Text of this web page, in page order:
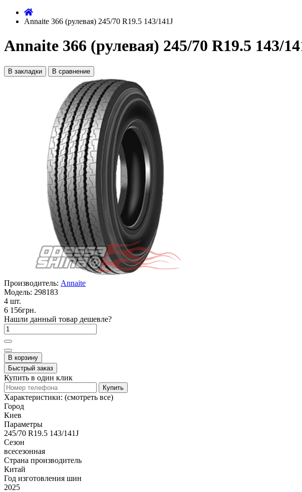
Annaite 366 (рулевая) 245/70 R19.5 143/141J
Annaite 366 (рулевая) 245/70 R19.5 143/
В закладки В сравнение
Производитель: Annaite
Модель: 298183
4 шт.
6 156грн.
Нашли данный товар дешевле?
В корзину
Быстрый заказ
Купить в один клик
Купить
Характеристики: (смотреть все)
Город
Киев
Параметры
245/70 R19.5 143/141J
Сезон
всесезонная
Страна производитель
Китай
Год изготовления шин
2025